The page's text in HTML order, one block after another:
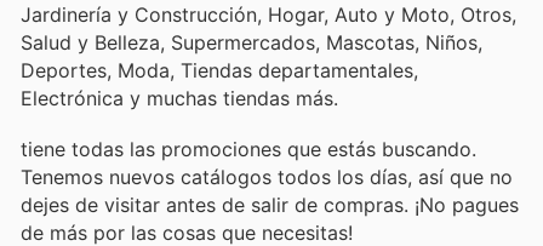
Jardinería y Construcción, Hogar, Auto y Moto, Otros,
Salud y Belleza, Supermercados, Mascotas, Niños,
Deportes, Moda, Tiendas departamentales,
Electrónica y muchas tiendas más.
tiene todas las promociones que estás buscando.
Tenemos nuevos catálogos todos los días, así que no
dejes de visitar antes de salir de compras. ¡No pagues
de más por las cosas que necesitas!